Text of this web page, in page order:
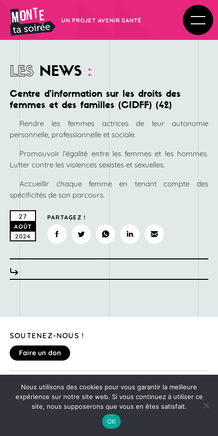
UN PROJET AVENIR SANTÉ
LES NEWS :
Centre d’information sur les droits des
femmes et des familles (CIDFF) (42)
Rendre les femmes actrices de leur autonomie
personnelle, professionnelle et sociale.
Promouvoir l’égalité entre les femmes et les hommes.
Lutter contre les violences sexistes et sexuelles.
Accueillir chaque femme en tenant compte des
spécificités de son parcours.
27
AOÛT
2024
PARTAGEZ !
SOUTENEZ-NOUS !
Faire un don
MENTIONS LÉGALES
DONNEZ VOTRE AVIS SUR LE SITE
MONTE TA SOIRÉE
Nous utilisons des cookies pour vous garantir la meilleure
expérience sur notre site web. Si vous continuez à utiliser ce
site, nous supposerons que vous en êtes satisfait.
OK